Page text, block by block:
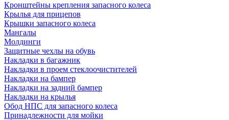
Кронштейны крепления запасного колеса
Крылья для прицепов
Крышки запасного колеса
Мангалы
Молдинги
Защитные чехлы на обувь
Накладки в багажник
Накладки в проем стеклоочистителей
Накладки на бампер
Накладки на задний бампер
Накладки на крылья
Обод НПС для запасного колеса
Принадлежности для мойки